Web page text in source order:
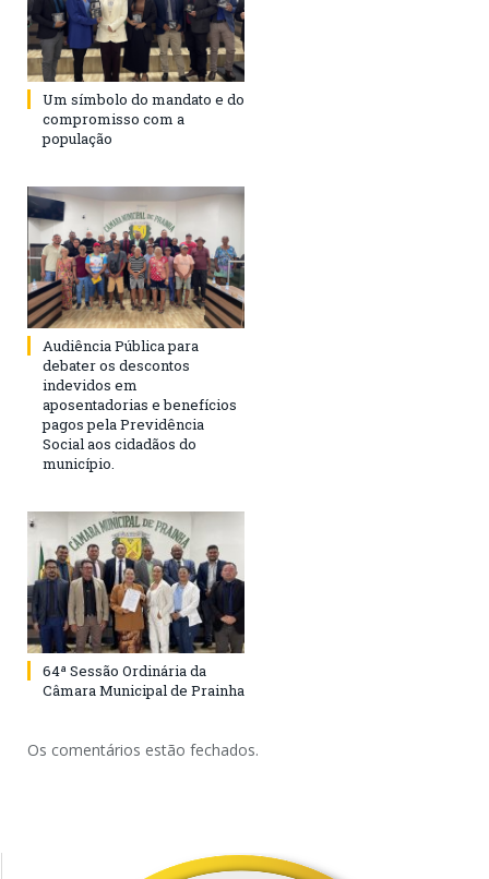
Um símbolo do mandato e do
compromisso com a
população
Audiência Pública para
debater os descontos
indevidos em
aposentadorias e benefícios
pagos pela Previdência
Social aos cidadãos do
município.
64ª Sessão Ordinária da
Câmara Municipal de Prainha
Os comentários estão fechados.